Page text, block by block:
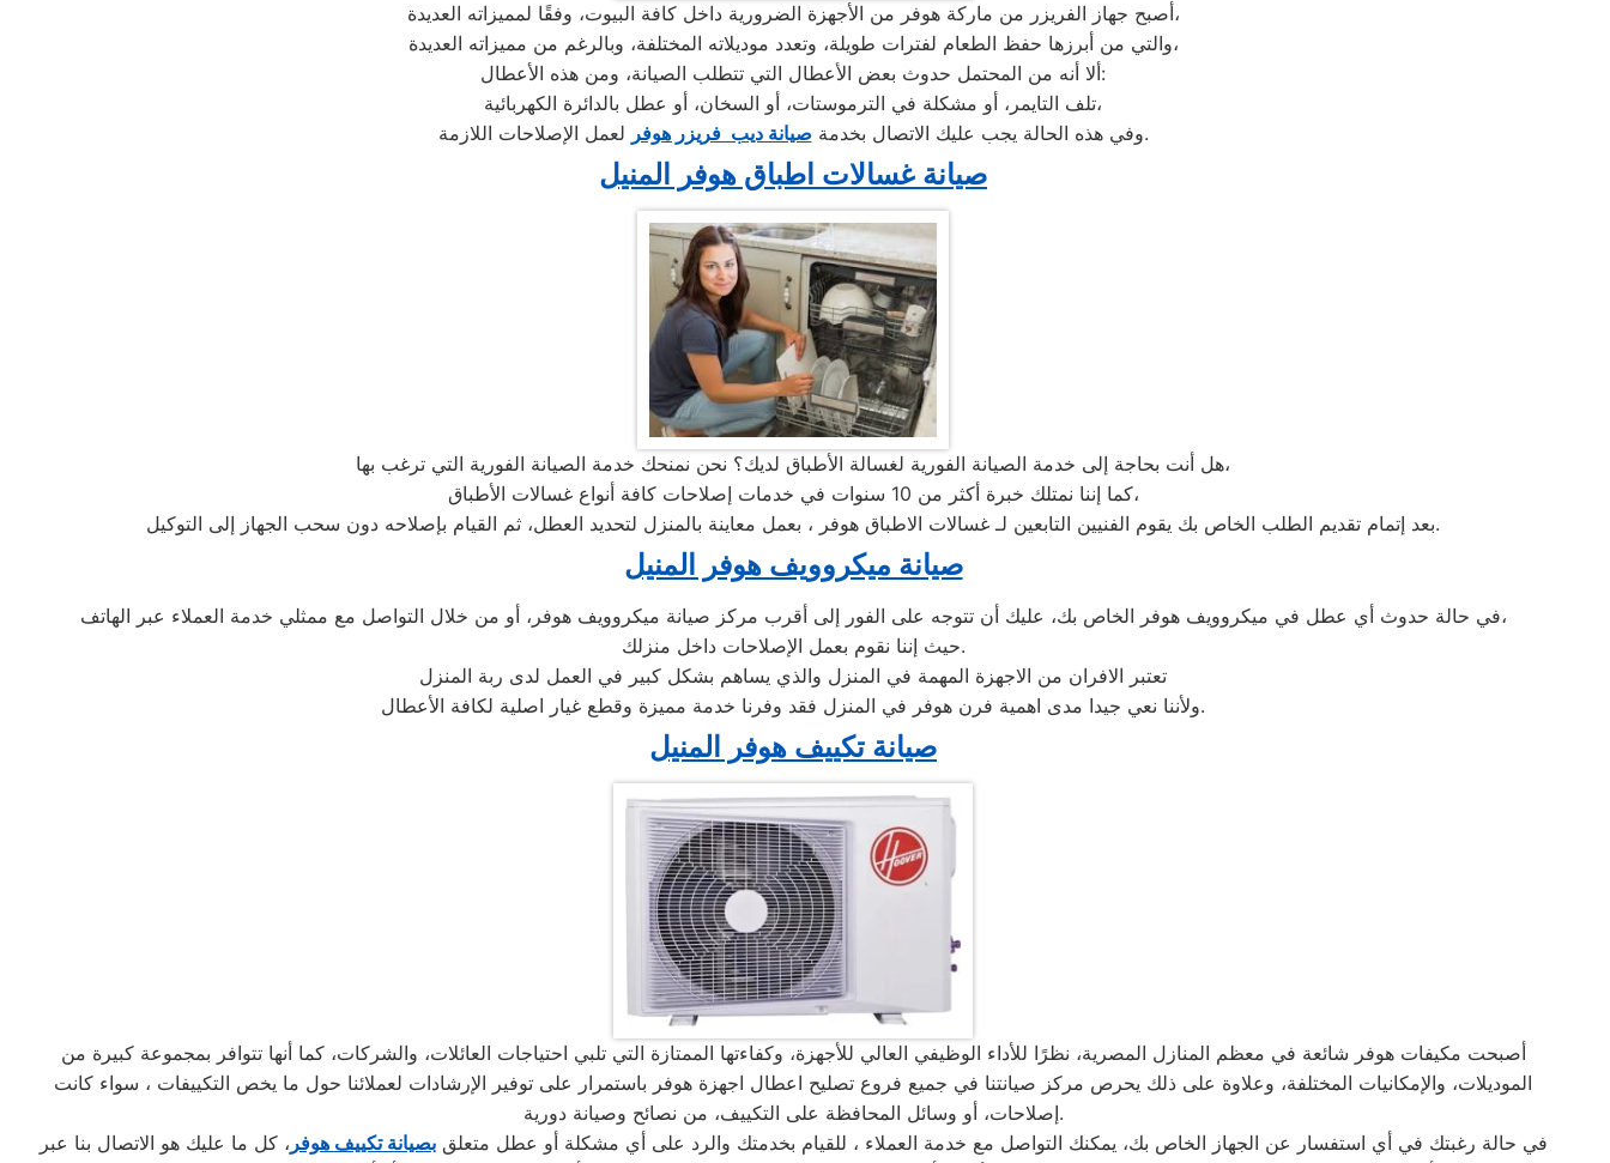
أصبح جهاز الفريزر من ماركة هوفر من الأجهزة الضرورية داخل كافة البيوت، وفقًا لمميزاته العديدة،
والتي من أبرزها حفظ الطعام لفترات طويلة، وتعدد موديلاته المختلفة، وبالرغم من مميزاته العديدة،
ألا أنه من المحتمل حدوث بعض الأعطال التي تتطلب الصيانة، ومن هذه الأعطال:
تلف التايمر، أو مشكلة في الترموستات، أو السخان، أو عطل بالدائرة الكهربائية،
وفي هذه الحالة يجب عليك الاتصال بخدمة صيانة ديب فريزر هوفر لعمل الإصلاحات اللازمة.
صيانة غسالات اطباق هوفر المنيل
هل أنت بحاجة إلى خدمة الصيانة الفورية لغسالة الأطباق لديك؟ نحن نمنحك خدمة الصيانة الفورية التي ترغب بها،
كما إننا نمتلك خبرة أكثر من 10 سنوات في خدمات إصلاحات كافة أنواع غسالات الأطباق،
بعد إتمام تقديم الطلب الخاص بك يقوم الفنيين التابعين لـ غسالات الاطباق هوفر ، بعمل معاينة بالمنزل لتحديد العطل، ثم القيام بإصلاحه دون سحب الجهاز إلى التوكيل.
صيانة ميكروويف هوفر المنيل
في حالة حدوث أي عطل في ميكروويف هوفر الخاص بك، عليك أن تتوجه على الفور إلى أقرب مركز صيانة ميكروويف هوفر، أو من خلال التواصل مع ممثلي خدمة العملاء عبر الهاتف،
حيث إننا نقوم بعمل الإصلاحات داخل منزلك.
تعتبر الافران من الاجهزة المهمة في المنزل والذي يساهم بشكل كبير في العمل لدى ربة المنزل
ولأننا نعي جيدا مدى اهمية فرن هوفر في المنزل فقد وفرنا خدمة مميزة وقطع غيار اصلية لكافة الأعطال.
صيانة تكييف هوفر المنيل
أصبحت مكيفات هوفر شائعة في معظم المنازل المصرية، نظرًا للأداء الوظيفي العالي للأجهزة، وكفاءتها الممتازة التي تلبي احتياجات العائلات، والشركات، كما أنها تتوافر بمجموعة كبيرة من
الموديلات، والإمكانيات المختلفة، وعلاوة على ذلك يحرص مركز صيانتنا في جميع فروع تصليح اعطال اجهزة هوفر باستمرار على توفير الإرشادات لعملائنا حول ما يخص التكييفات ، سواء كانت
إصلاحات، أو وسائل المحافظة على التكييف، من نصائح وصيانة دورية.
في حالة رغبتك في أي استفسار عن الجهاز الخاص بك، يمكنك التواصل مع خدمة العملاء ، للقيام بخدمتك والرد على أي مشكلة أو عطل متعلقبصيانة تكييف هوفر ، كل ما عليك هو الاتصال بنا عبر